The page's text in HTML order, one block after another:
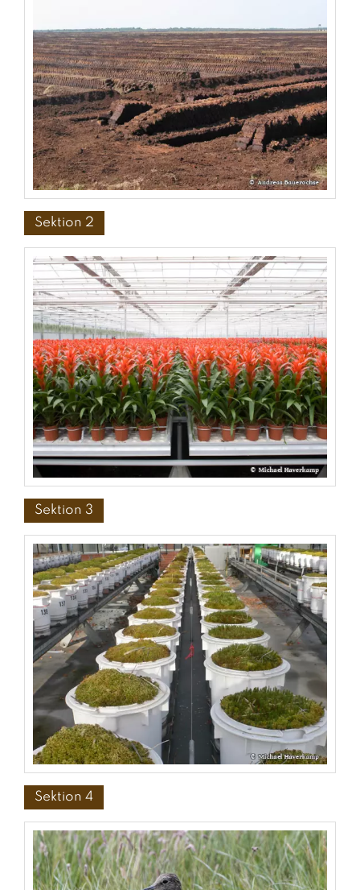
Sektion 2
Sektion 3
Sektion 4